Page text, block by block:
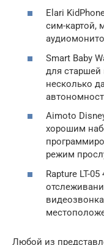
Elari
сим-картой,
Smart Baby
для старшей
несколько
Aimoto
хорошим
режим
Rapture LT-
Любой из